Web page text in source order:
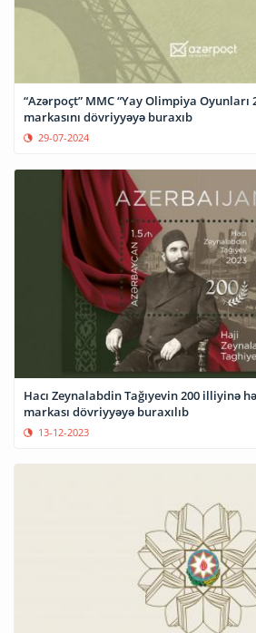
“Azərpoçt” MMC “Yay Olimpiya Oyunları
markasını dövriyyəyə buraxıb
29-07-2024
Hacı Zeynalabdin Tağıyevin 200 illiyinə
markası dövriyyəyə buraxılıb
13-12-2023